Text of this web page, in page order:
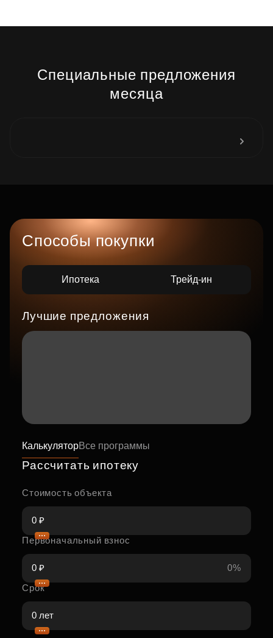
Специальные предложения
месяца
Способы покупки
Ипотека Трейд-ин
Лучшие предложения
КалькуляторВсе программы
Рассчитать ипотеку
Стоимость объекта
Первоначальный взнос
0%
Срок